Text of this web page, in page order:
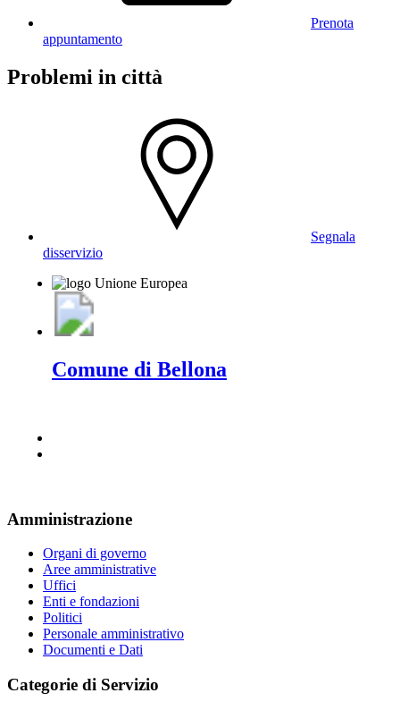
Prenota
appuntamento
Problemi in città
Segnala
disservizio
Comune di Bellona
Amministrazione
Organi di governo
Aree amministrative
Uffici
Enti e fondazioni
Politici
Personale amministrativo
Documenti e Dati
Categorie di Servizio